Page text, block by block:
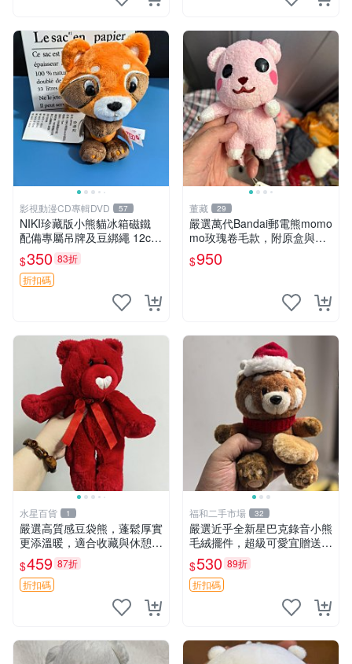
影視動漫CD專輯DVD 57
NIKI珍藏版小熊貓冰箱磁鐵
配備專屬吊牌及豆綁繩 12cm
廢品嚴選 好評推薦 小熊貓冰
箱貼 磁鐵掛件 冰箱飾品
$350 83折
折扣碼
董藏 29
嚴選萬代Bandai郵電熊momo
mo玫瑰卷毛款，附原盒與吊
牌，粉嫩可愛入手即柔軟～
玫瑰卷毛 郵電熊 正品
$950
水星百貨 1
嚴選高質感豆袋熊，蓬鬆厚實
更添溫暖，適合收藏與休憩。
前胸填充飽滿，背部亦具優雅
設計。 豆袋熊 保暖 溫柔 蓬
松
$459 87折
折扣碼
福和二手市場 32
嚴選近乎全新星巴克錄音小熊
毛絨擺件，超級可愛宜贈送掛
飾 錄音小熊 毛絨擺件 贈品
$530 89折
折扣碼